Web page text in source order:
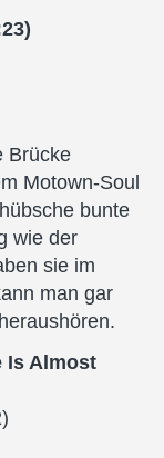
Brücke
Motown-Soul
bunte
wie der
sie im
man gar
Is Almost